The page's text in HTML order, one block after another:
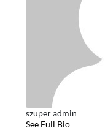
szuper admin
See Full Bio